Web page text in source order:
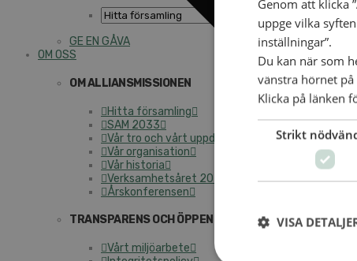
GE EN GÅVA
OM OSS
OM ALLIANSMISSIONEN
Hitta församling
SAM 2033
Vår tro och vårt uppdrag
Vår organisation
Vår historia
Verksamhetsåret 2025
Årskonferensen
TRANSPARENS OCH ÖPPENHET
Vårt miljöarbete
Genom att klicka
uppge vilka
inställningar”.
Du kan när som
vänstra hörnet på
Klicka på länken
Strikt
VISA